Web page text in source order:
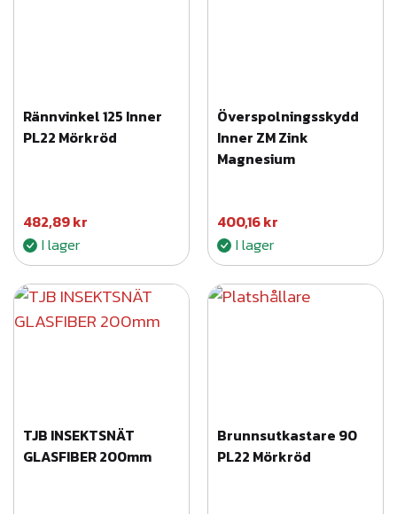
g
d
Rännvinkel 125 Inner
PL22 Mörkröd
482,89kr
I lager
Överspolningsskydd
Inner ZM Zink
Magnesium
400,16kr
I lager
TJB INSEKTSNÄT
GLASFIBER 200mm
Brunnsutkastare 90
PL22 Mörkröd